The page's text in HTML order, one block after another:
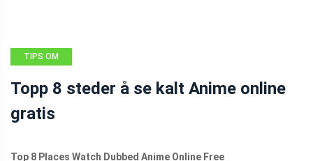
TIPS OM
Topp 8 steder å se kalt Anime online
gratis
Top 8 Places Watch Dubbed Anime Online Free